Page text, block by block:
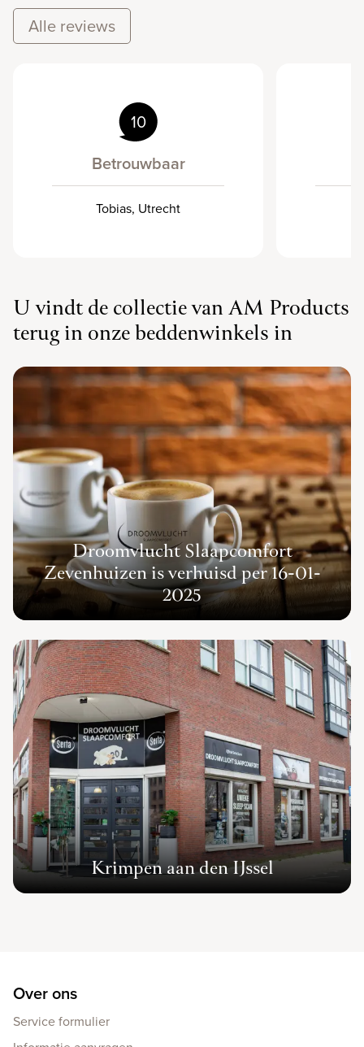
Alle reviews
10
Betrouwbaar
Tobias, Utrecht
U vindt de collectie van AM Products
terug in onze beddenwinkels in
Droomvlucht Slaapcomfort
Zevenhuizen is verhuisd per 16-01-
2025
Krimpen aan den IJssel
Over ons
Service formulier